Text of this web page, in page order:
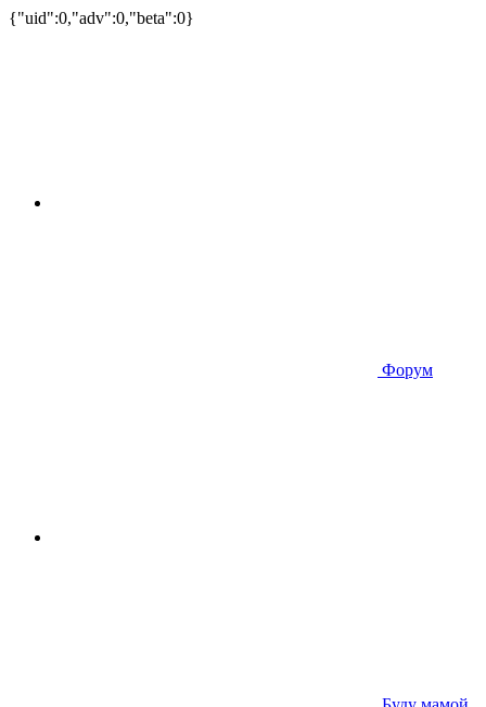
{"uid":0,"adv":0,"beta":0}
Форум